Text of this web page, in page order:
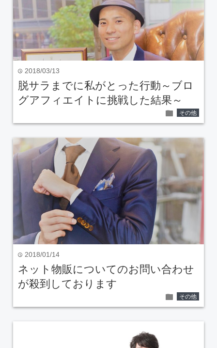
time 2018/03/13
脱サラまでに私がとった行動～ブロ
グアフィエイトに挑戦した結果～
folder その他
time 2018/01/14
ネット物販についてのお問い合わせ
が殺到しております
folder その他